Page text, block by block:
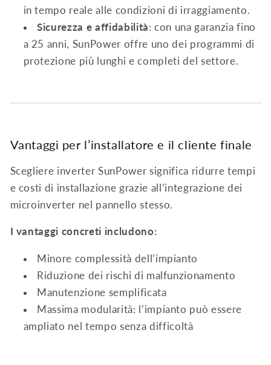
in tempo reale alle condizioni di irraggiamento.
Sicurezza e affidabilità: con una garanzia fino
a 25 anni, SunPower offre uno dei programmi di
protezione più lunghi e completi del settore.
Vantaggi per l’installatore e il cliente finale
Scegliere inverter SunPower significa ridurre tempi
e costi di installazione grazie all’integrazione dei
microinverter nel pannello stesso.
I vantaggi concreti includono:
Minore complessità dell’impianto
Riduzione dei rischi di malfunzionamento
Manutenzione semplificata
Massima modularità: l’impianto può essere
ampliato nel tempo senza difficoltà